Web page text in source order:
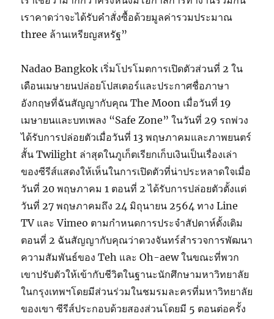
เราคาดว่าจะได้รับคำสั่งซื้อด้วยมูลค่ารวมประมาณ
three ล้านเหรียญสหรัฐ”
Nadao Bangkok เริ่มโปรโมตการเปิดตัวส่วนที่ 2 ใน
เดือนเมษายนปล่อยโปสเตอร์และประกาศชื่อภาษา
อังกฤษที่ฉันสัญญากับคุณ The Moon เมื่อวันที่ 19
เมษายนและบทเพลง “Safe Zone” ในวันที่ 29 รถพ่วง
ได้รับการปล่อยตัวเมื่อวันที่ 13 พฤษภาคมและภาพยนตร์
สั้น Twilight ล่าสุดในภูเก็ตเรียกเก็บเงินเป็นเรื่องเล่า
ของซีรีส์แสดงให้เห็นในการเปิดตัวที่น่าประหลาดใจเมื่อ
วันที่ 20 พฤษภาคม 1 ตอนที่ 2 ได้รับการปล่อยตัวตั้งแต่
วันที่ 27 พฤษภาคมถึง 24 มิถุนายน 2564 ทาง Line
TV และ Vimeo ตามกำหนดการประจำสัปดาห์ดั้งเดิม
ตอนที่ 2 ฉันสัญญากับคุณว่าดวงจันทร์สำรวจการพัฒนา
ความสัมพันธ์ของ Teh และ Oh-aew ในขณะที่พวก
เขาปรับตัวให้เข้ากับชีวิตในฐานะนักศึกษามหาวิทยาลัย
ในกรุงเทพฯโดยมีส่วนร่วมในชมรมละครที่มหาวิทยาลัย
ของเขา ซีรีส์ประกอบด้วยสองส่วนโดยมี 5 ตอนต่อครั้ง